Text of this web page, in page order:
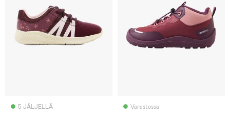
5 JÄLJELLÄ Varastossa